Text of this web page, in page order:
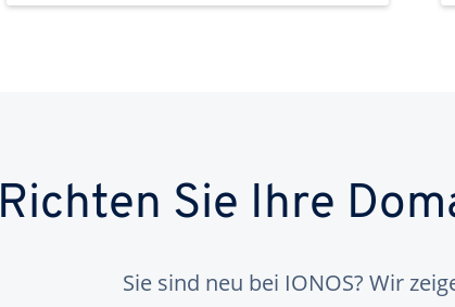
Richten Sie Ihre
Sie sind neu bei IONOS? Wir